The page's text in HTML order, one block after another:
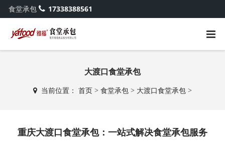
食堂承包 17338388561
大渡口食堂承包
当前位置： 首页> 食堂承包> 大渡口食堂承包>
重庆大渡口食堂承包：一站式解决食堂承包服务